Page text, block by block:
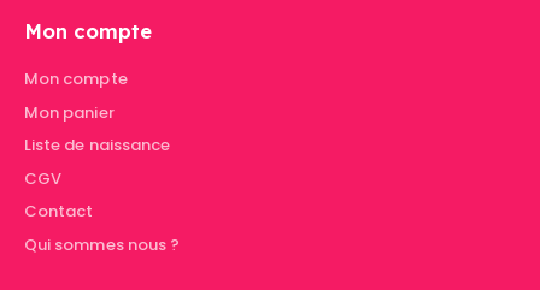
Mon compte
Mon compte
Mon panier
Liste de naissance
CGV
Contact
Qui sommes nous ?